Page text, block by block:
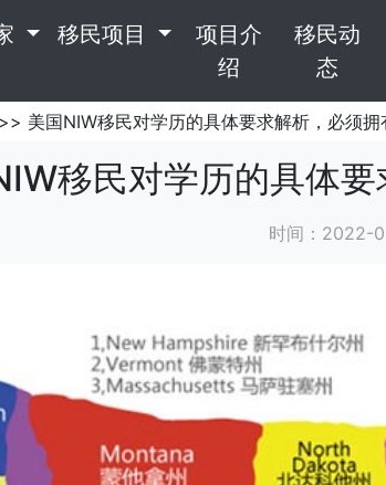
移民项目
项目介
绍
移民动
态
>> 美国NIW移民对学历的具体要求解析，必须拥
移民对学历的具体
时间：2022-